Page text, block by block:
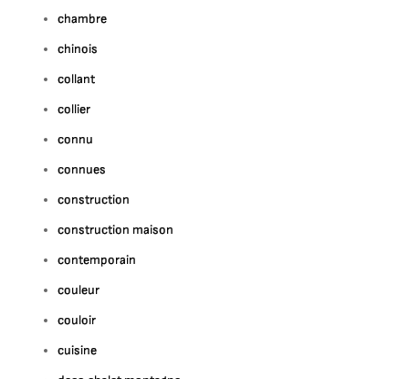
chambre
chinois
collant
collier
connu
connues
construction
construction maison
contemporain
couleur
couloir
cuisine